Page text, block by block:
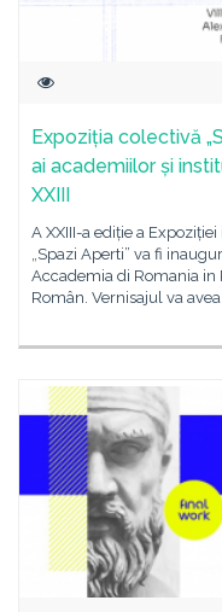
Expoziția colectivă
ai academiilor și
XXIII
A XXIII-a ediție a
„Spazi Aperti” va fi
Accademia di Romania
Român. Vernisajul va